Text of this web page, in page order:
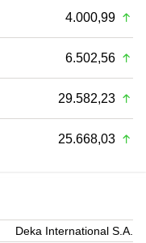
4.000,99
6.502,56
29.582,23
25.668,03
Deka International S.A.